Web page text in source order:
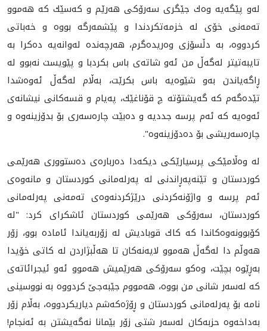
له‌و پێگه‌یه‌ وه‌ك جێگری سه‌رۆكی هه‌رێم و كه‌سێك كه‌ هه‌موو
ته‌مه‌نی خۆی له‌ خزمه‌تكردندا و پێشمه‌رگه‌ بووه‌ و خه‌باتی
كردووه‌، به‌ دڵسۆزی وه‌ریده‌گرم، هه‌رچه‌نده‌ له‌وانه‌یه‌ ده‌كرا به‌
تایبه‌تیتر له‌گه‌ڵ من ئه‌و شاته‌ی باس بكردبا و پێویست نه‌بوو له‌
ڕاگه‌یاندن به‌و شێوه‌یه‌ باس بكرێت، به‌ڵام له‌گه‌ڵ ئه‌وه‌شدا
تێده‌گه‌م كه‌ گه‌یشتۆته‌ چ قۆناغێك، په‌یام و قسه‌كانی نیشانه‌ی
ئه‌وه‌یه‌ كه‌ ئه‌م پرسه‌ جددیه‌ و ده‌بێت چاره‌سه‌ری بۆ بدۆزینه‌وه‌ و
چاره‌سه‌ریشی بۆ ده‌دۆزینه‌وه‌".
له‌ وه‌ڵامێكی پرسیارێكی دیكه‌دا ده‌رباره‌ی ده‌ستووری هه‌رێمی
كوردستان و تێنه‌په‌ڕاندنی له‌ په‌رله‌مانی كوردستان و مانه‌وه‌ی
ئه‌م پرسه‌ و واژۆنه‌كردنی درێژكردنه‌وه‌ی ته‌مه‌نی په‌رله‌مانی
كوردستان، سه‌رۆكی هه‌رێمی كوردستان ئاشكرای كرد: "له‌
كۆبوونه‌وه‌كاندا كه‌ كاك قوبادیش له‌ زۆربه‌یاندا ئاماده ‌بوو، زۆر
هه‌وڵم دا له‌گه‌ڵ هه‌موو لایه‌نه‌كان تا هه‌ڵبژاردن له‌ كاتی خۆیدا
به‌ڕێوه ‌بچێت، وه‌كو سه‌رۆكی هه‌رێمیش هه‌موو ئه‌و ئیجرائاته‌ی
كه‌ له‌سه‌ر شانی من بووه،‌ هه‌مووم جێبه‌جێ كردووه‌ به‌ نووسینی
نامه‌ بۆ په‌رله‌مانی كوردستان و ڕۆژه‌كه‌شم دیاریكردووه‌، به‌ڵام زۆر
به‌داخه‌وه‌ حزبه‌كان له‌سه‌ر شتی زۆر بێمانا نه‌گه‌یشتن به‌ ئه‌نجام!